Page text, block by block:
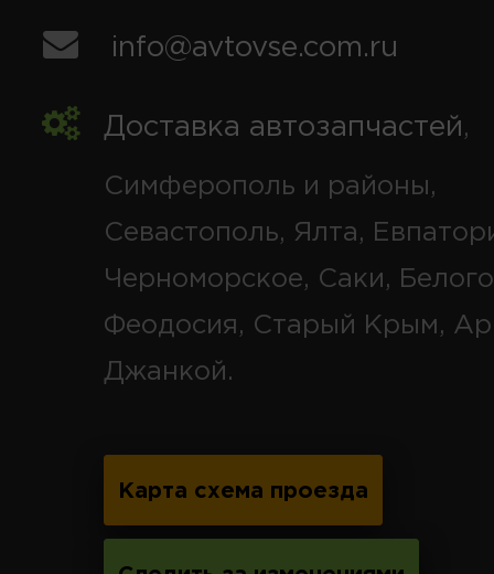
info@avtovse.com.ru
Доставка автозапчастей,
Симферополь и районы,
Севастополь, Ялта,
Черноморское, Саки,
Феодосия, Старый Крым,
Джанкой.
Карта схема проезда